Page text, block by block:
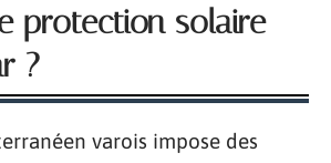
protection solaire
?
varois impose des